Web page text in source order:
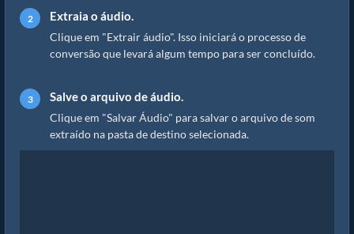
Extraia o áudio.
Clique em "Extrair áudio". Isso iniciará o processo de
conversão que levará algum tempo para ser concluído.
Salve o arquivo de áudio.
Clique em "Salvar Áudio" para salvar o arquivo de som
extraído na pasta de destino selecionada.